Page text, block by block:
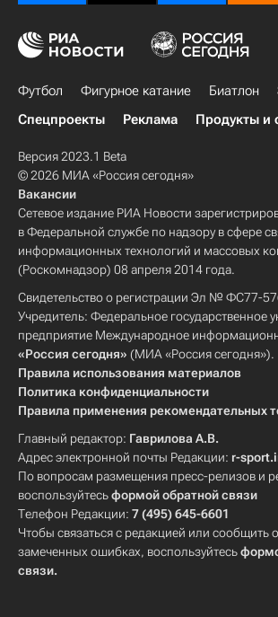
Футбол Фигурное катание Биатлон
Спецпроекты
Реклама Продукты и
Версия 2023.1 Beta
© 2026 МИА «Россия сегодня»
Вакансии
Сетевое издание РИА Новости
в Федеральной службе по надзору в сфере
информационных технологий и массовых
(Роскомнадзор) 08 апреля 2014 года.
Свидетельство о регистрации Эл № ФС77-
Учредитель: Федеральное государственное
предприятие Международное
«Россия сегодня» (МИА «Россия сегодня»).
Правила использования материалов
Политика конфиденциальности
Правила применения рекомендательных
Главный редактор: Гаврилова А.В.
Адрес электронной почты Редакции: r-
По вопросам размещения пресс-релизов и
воспользуйтесьформой обратной связи
Телефон Редакции: 7 (495) 645-6601
Чтобы связаться с редакцией или сообщить
замеченных ошибках, воспользуйтесь
связи.